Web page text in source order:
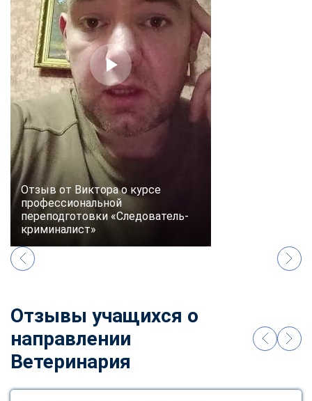
Отзыв от Виктора о курсе
профессиональной
переподготовки «Следователь-
криминалист»
Отзывы учащихся о
направлении
Ветеринария
Мессенджеры
Свяжитесь с нами через любой удобный мессенджер!
Telegram